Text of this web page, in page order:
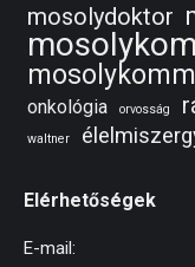
mosolydoktor
onkológia
orvosság
waltner
Elérhetőségek
E-mail: